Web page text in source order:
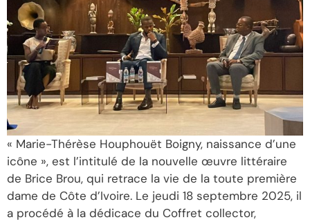
« Marie-Thérèse Houphouët Boigny, naissance d’une
icône », est l’intitulé de la nouvelle œuvre littéraire
de Brice Brou, qui retrace la vie de la toute première
dame de Côte d’Ivoire. Le jeudi 18 septembre 2025, il
a procédé à la dédicace du Coffret collector,